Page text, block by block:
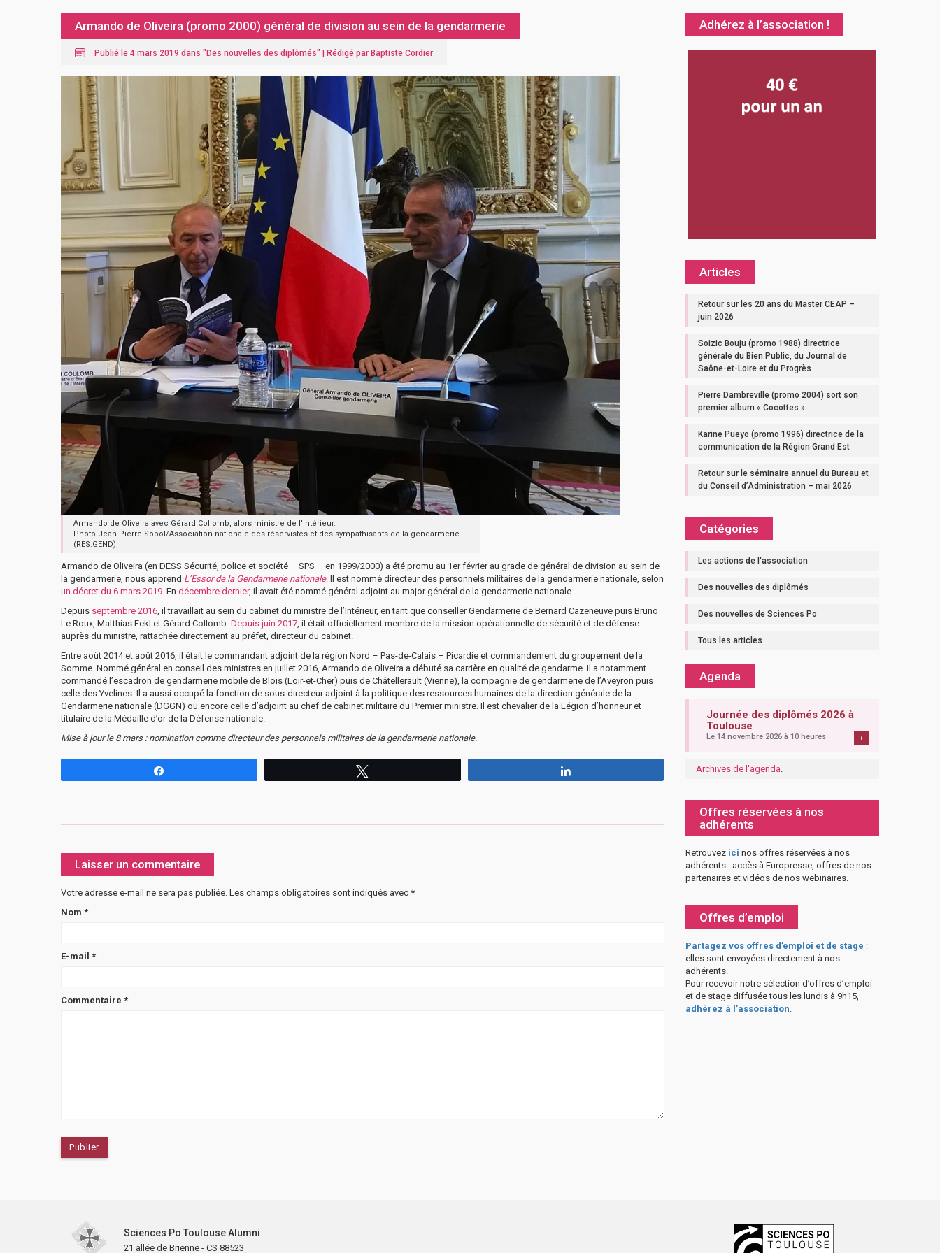
Armando de Oliveira (promo 2000) général de division au sein de la gendarmerie
Publié le 4 mars 2019 dans "Des nouvelles des diplômés" | Rédigé par Baptiste Cordier
Armando de Oliveira avec Gérard Collomb, alors ministre de l'Intérieur.
Photo Jean-Pierre Sobol/Association nationale des réservistes et des sympathisants de la gendarmerie
(RES.GEND)
Armando de Oliveira (en DESS Sécurité, police et société – SPS – en 1999/2000) a été promu au 1er février au grade de général de division au sein de
la gendarmerie, nous apprend L’Essor de la Gendarmerie nationale. Il est nommé directeur des personnels militaires de la gendarmerie nationale, selon
un décret du 6 mars 2019 . En décembre dernier, il avait été nommé général adjoint au major général de la gendarmerie nationale.
Depuis septembre 2016 , il travaillait au sein du cabinet du ministre de l’Intérieur, en tant que conseiller Gendarmerie de Bernard Cazeneuve puis Bruno
Le Roux, Matthias Fekl et Gérard Collomb. Depuis juin 2017 , il était officiellement membre de la mission opérationnelle de sécurité et de défense
auprès du ministre, rattachée directement au préfet, directeur du cabinet.
Entre août 2014 et août 2016, il était le commandant adjoint de la région Nord – Pas-de-Calais – Picardie et commandement du groupement de la
Somme. Nommé général en conseil des ministres en juillet 2016, Armando de Oliveira a débuté sa carrière en qualité de gendarme. Il a notamment
commandé l’escadron de gendarmerie mobile de Blois (Loir-et-Cher) puis de Châtellerault (Vienne), la compagnie de gendarmerie de l’Aveyron puis
celle des Yvelines. Il a aussi occupé la fonction de sous-directeur adjoint à la politique des ressources humaines de la direction générale de la
Gendarmerie nationale (DGGN) ou encore celle d’adjoint au chef de cabinet militaire du Premier ministre. Il est chevalier de la Légion d’honneur et
titulaire de la Médaille d’or de la Défense nationale.
Mise à jour le 8 mars : nomination comme directeur des personnels militaires de la gendarmerie nationale.
Laisser un commentaire
Votre adresse e-mail ne sera pas publiée. Les champs obligatoires sont indiqués avec *
Nom *
E-mail *
Commentaire *
Adhérez à l’association !
Articles
Retour sur les 20 ans du Master CEAP –
juin 2026
Soizic Bouju (promo 1988) directrice
générale du Bien Public, du Journal de
Saône-et-Loire et du Progrès
Pierre Dambreville (promo 2004) sort son
premier album « Cocottes »
Karine Pueyo (promo 1996) directrice de la
communication de la Région Grand Est
Retour sur le séminaire annuel du Bureau et
du Conseil d’Administration – mai 2026
Catégories
Les actions de l'association
Des nouvelles des diplômés
Des nouvelles de Sciences Po
Tous les articles
Agenda
Journée des diplômés 2026 à
Toulouse
Le 14 novembre 2026 à 10 heures +
Archives de l'agenda.
Offres réservées à nos
adhérents
Retrouvez ici nos offres réservées à nos
adhérents : accès à Europresse, offres de nos
partenaires et vidéos de nos webinaires.
Offres d’emploi
Partagez vos offres d’emploi et de stage :
elles sont envoyées directement à nos
adhérents.
Pour recevoir notre sélection d’offres d’emploi
et de stage diffusée tous les lundis à 9h15,
adhérez à l’association.
Sciences Po Toulouse Alumni
21 allée de Brienne - CS 88523